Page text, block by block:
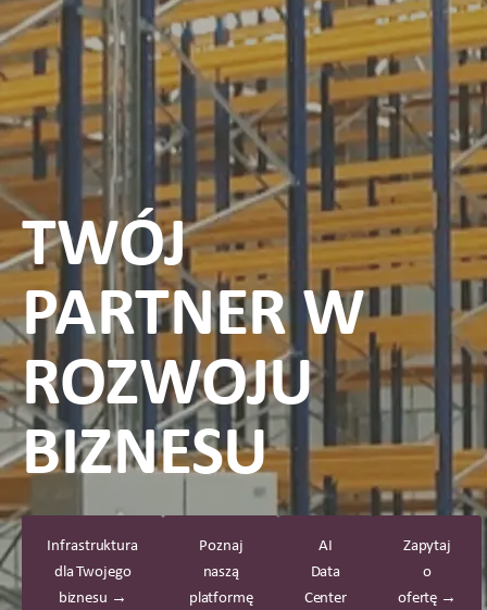
TWÓJ
PARTNER W
ROZWOJU
BIZNESU
Infrastruktura
dla Twojego
biznesu →
Poznaj
naszą
platformę
AI
Data
Center
Zapytaj
o
ofertę →